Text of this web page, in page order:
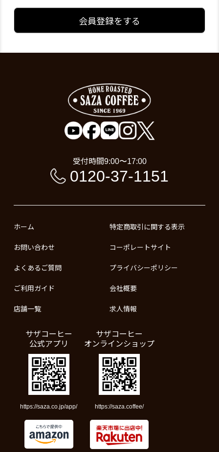
会員登録をする
受付時間9:00〜17:00
0120-37-1151
ホーム
お問い合わせ
よくあるご質問
ご利用ガイド
店舗一覧
特定商取引に関する表示
コーポレートサイト
プライバシーポリシー
会社概要
求人情報
サザコーヒー
公式アプリ
https://saza.co.jp/app/
サザコーヒー
オンラインショップ
https://saza.coffee/